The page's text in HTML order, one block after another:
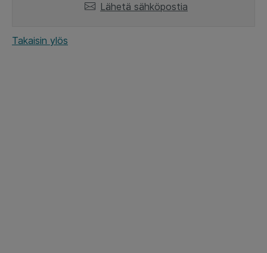
Lähetä sähköpostia
Takaisin ylös